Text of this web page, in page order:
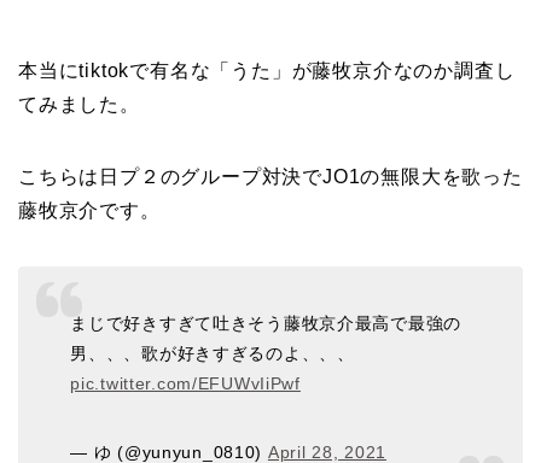
本当にtiktokで有名な「うた」が藤牧京介なのか調査し
てみました。
こちらは日プ２のグループ対決でJO1の無限大を歌った
藤牧京介です。
まじで好きすぎて吐きそう藤牧京介最高で最強の
男、、、歌が好きすぎるのよ、、、
pic.twitter.com/EFUWvIiPwf
— ゆ (@yunyun_0810) April 28, 2021